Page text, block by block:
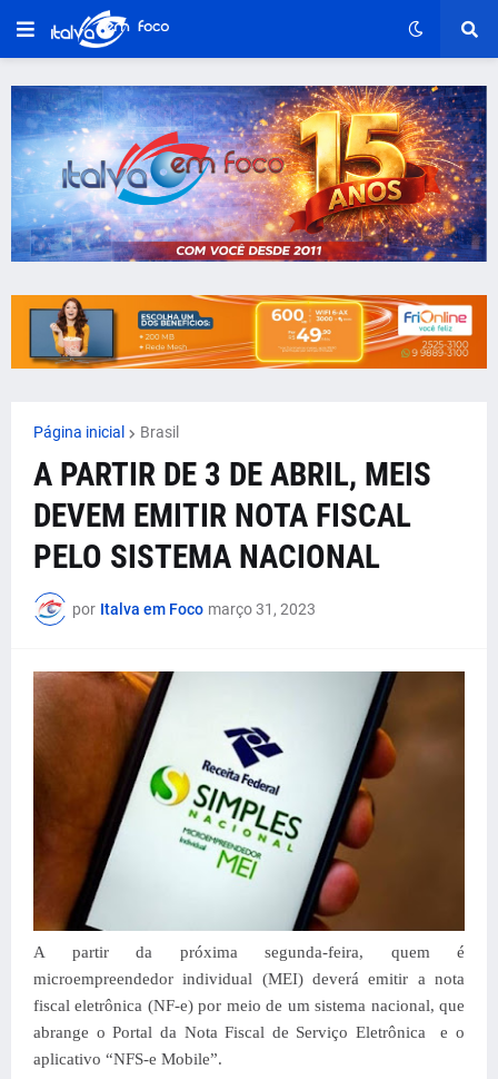
Página inicial Brasil
A PARTIR DE 3 DE ABRIL, MEIS
DEVEM EMITIR NOTA FISCAL
PELO SISTEMA NACIONAL
por Italva em Foco março 31, 2023
A partir da próxima segunda-feira, quem é
microempreendedor individual (MEI) deverá emitir a nota
fiscal eletrônica (NF-e) por meio de um sistema nacional, que
abrange o Portal da Nota Fiscal de Serviço Eletrônica e o
aplicativo “NFS-e Mobile”.